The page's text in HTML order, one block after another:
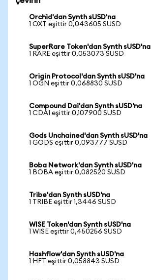
Orchid'dan Synth sUSD'na
1 OXT eşittir 0,043605 SUSD
SuperRare Token'dan Synth sUSD'na
1 RARE eşittir 0,053073 SUSD
Origin Protocol'dan Synth sUSD'na
1 OGN eşittir 0,068830 SUSD
Compound Dai'dan Synth sUSD'na
1 CDAI eşittir 0,107900 SUSD
Gods Unchained'dan Synth sUSD'na
1 GODS eşittir 0,093777 SUSD
Boba Network'dan Synth sUSD'na
1 BOBA eşittir 0,082520 SUSD
Tribe'dan Synth sUSD'na
1 TRIBE eşittir 1,3446 SUSD
WISE Token'dan Synth sUSD'na
1 WISE eşittir 0,450256 SUSD
Hashflow'dan Synth sUSD'na
1 HFT eşittir 0,058843 SUSD